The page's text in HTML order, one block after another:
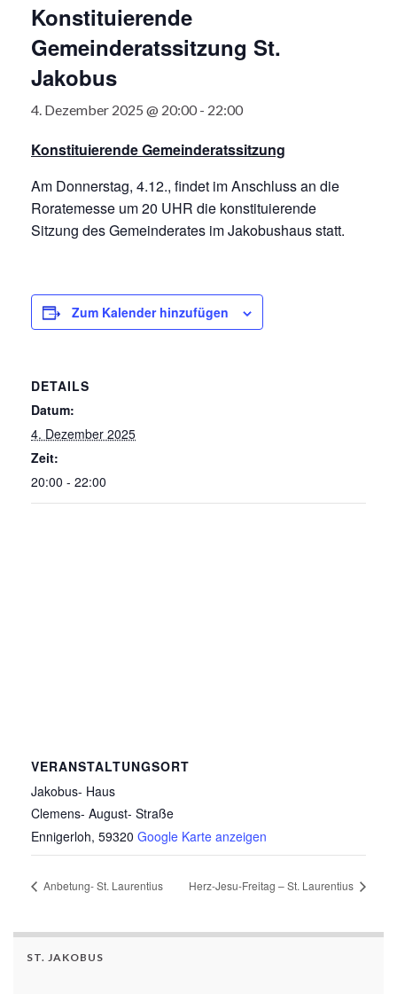
Konstituierende
Gemeinderatssitzung St.
Jakobus
4. Dezember 2025 @ 20:00 - 22:00
Konstituierende Gemeinderatssitzung
Am Donnerstag, 4.12., findet im Anschluss an die
Roratemesse um 20 UHR die konstituierende
Sitzung des Gemeinderates im Jakobushaus statt.
Zum Kalender hinzufügen
DETAILS
Datum:
4. Dezember 2025
Zeit:
20:00 - 22:00
VERANSTALTUNGSORT
Jakobus- Haus
Clemens- August- Straße
Ennigerloh, 59320 Google Karte anzeigen
Anbetung- St. Laurentius Herz-Jesu-Freitag – St. Laurentius
ST. JAKOBUS